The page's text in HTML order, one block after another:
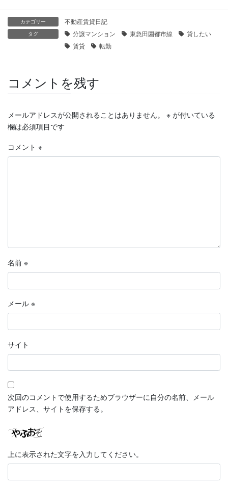
カテゴリー 不動産賃貸日記
タグ 分譲マンション 東急田園都市線
貸したい
賃貸
転勤
コメントを残す
メールアドレスが公開されることはありません。 ※ が付いている
欄は必須項目です
コメント ※
名前 ※
メール ※
サイト
次回のコメントで使用するためブラウザーに自分の名前、メール
アドレス、サイトを保存する。
上に表示された文字を入力してください。